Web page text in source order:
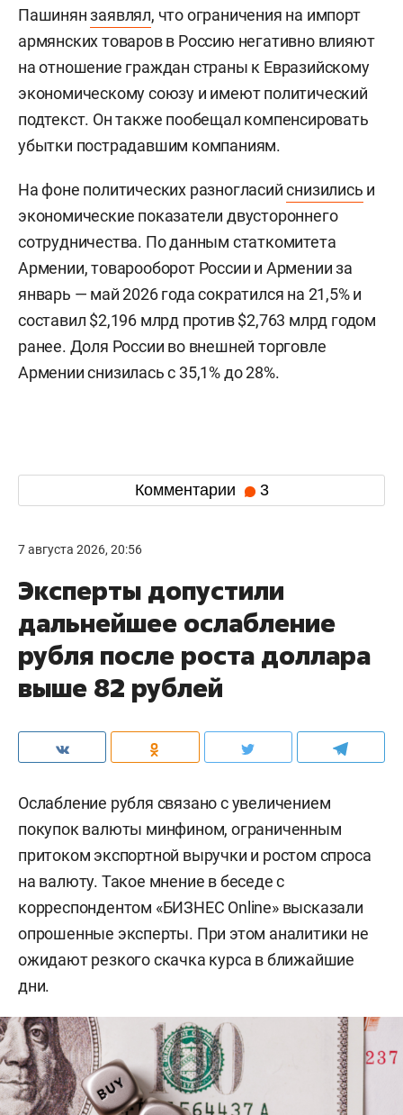
Пашинянзаявлял, что ограничения на импорт
армянских товаров в Россию негативно влияют
на отношение граждан страны к Евразийскому
экономическому союзу и имеют политический
подтекст. Он также пообещал компенсировать
убытки пострадавшим компаниям.
На фоне политических разногласийснизились и
экономические показатели двустороннего
сотрудничества. По данным статкомитета
Армении, товарооборот России и Армении за
январь — май 2026 года сократился на 21,5% и
составил $2,196 млрд против $2,763 млрд годом
ранее. Доля России во внешней торговле
Армении снизилась с 35,1% до 28%.
Комментарии 3
7 августа 2026, 20:56
Эксперты допустили
дальнейшее ослабление
рубля после роста доллара
выше 82 рублей
Ослабление рубля связано с увеличением
покупок валюты минфином, ограниченным
притоком экспортной выручки и ростом спроса
на валюту. Такое мнение в беседе с
корреспондентом «БИЗНЕС Online» высказали
опрошенные эксперты. При этом аналитики не
ожидают резкого скачка курса в ближайшие
дни.